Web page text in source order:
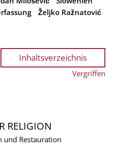
Željko Ražnatović
Inhaltsverzeichnis
Vergriffen
RELIGION
und Restauration